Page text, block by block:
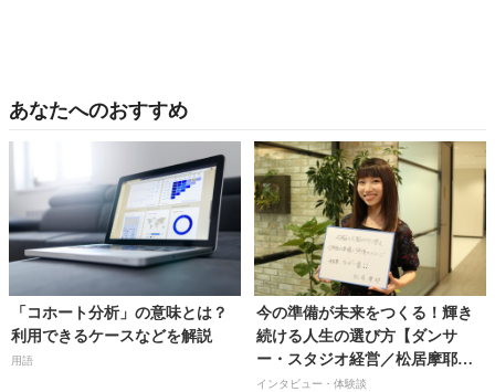
あなたへのおすすめ
「コホート分析」の意味とは？
利用できるケースなどを解説
用語
今の準備が未来をつくる！輝き
続ける人生の選び方【ダンサ
ー・スタジオ経営／松居摩耶さ
ん】
インタビュー・体験談